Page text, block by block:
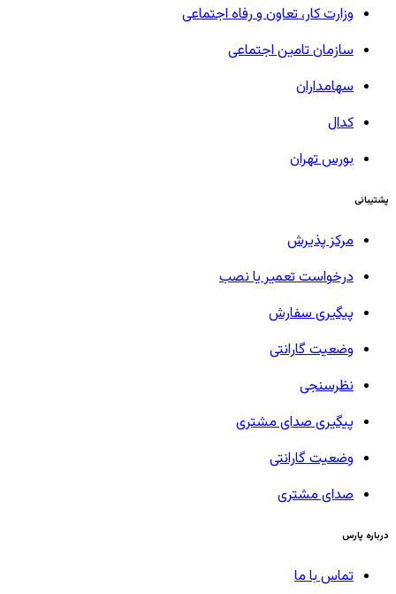
وزارت کار، تعاون و رفاه اجتماعی
سازمان تامین اجتماعی
سهامداران
کدال
بورس تهران
پشتیبانی
مرکز پذیرش
درخواست تعمیر یا نصب
پیگیری سفارش
وضعیت گارانتی
نظرسنجی
پیگیری صدای مشتری
وضعیت گارانتی
صدای مشتری
درباره پارس
تماس با ما